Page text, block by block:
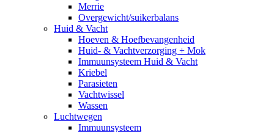
Merrie
Overgewicht/suikerbalans
Huid & Vacht
Hoeven & Hoefbevangenheid
Huid- & Vachtverzorging + Mok
Immuunsysteem Huid & Vacht
Kriebel
Parasieten
Vachtwissel
Wassen
Luchtwegen
Immuunsysteem